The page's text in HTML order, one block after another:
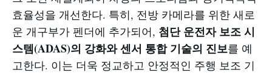
효율성을 개선한다. 특히, 전방 카메라를 위한 새로
운 개구부가 펜더에 추가되어, 첨단 운전자 보조 시
스템(ADAS)의 강화와 센서 통합 기술의 진보를 예
고한다. 이는 더욱 정교하고 안정적인 주행 보조 기